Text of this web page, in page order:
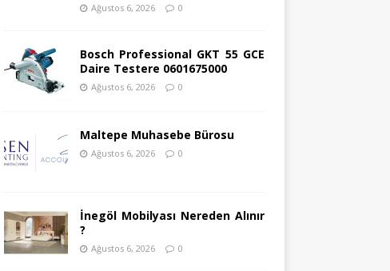
Ağustos 6, 2026 0
Bosch Professional GKT 55 GCE
Daire Testere 0601675000
Ağustos 6, 2026 0
Maltepe Muhasebe Bürosu
Ağustos 6, 2026 0
İnegöl Mobilyası Nereden Alınır
?
Ağustos 6, 2026 0